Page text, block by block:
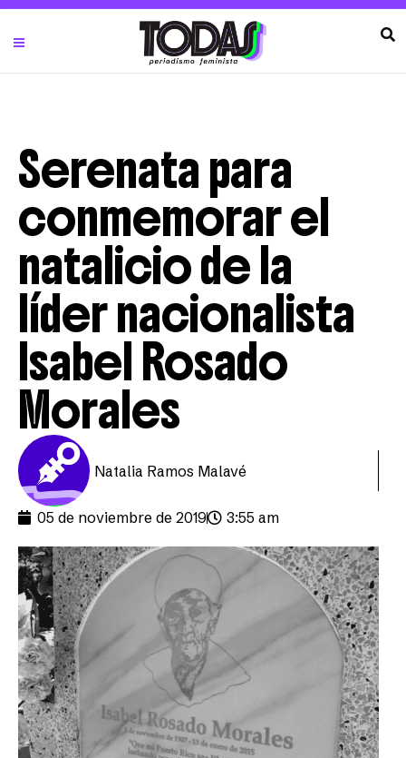
Serenata para
conmemorar el
natalicio de la
líder nacionalista
Isabel Rosado
Morales
Natalia Ramos Malavé
05 de noviembre de 2019 3:55 am